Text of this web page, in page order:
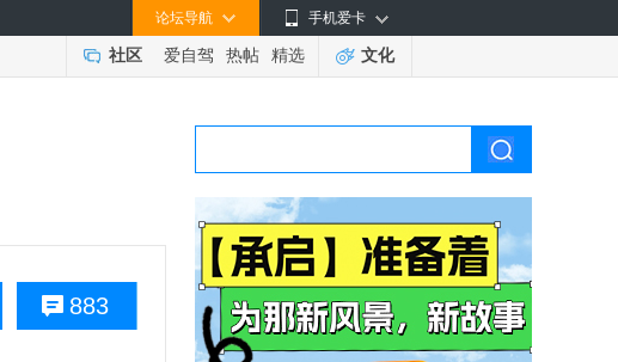
手机爱卡
论坛导航
社区 爱自驾 热帖 精选 文化
883